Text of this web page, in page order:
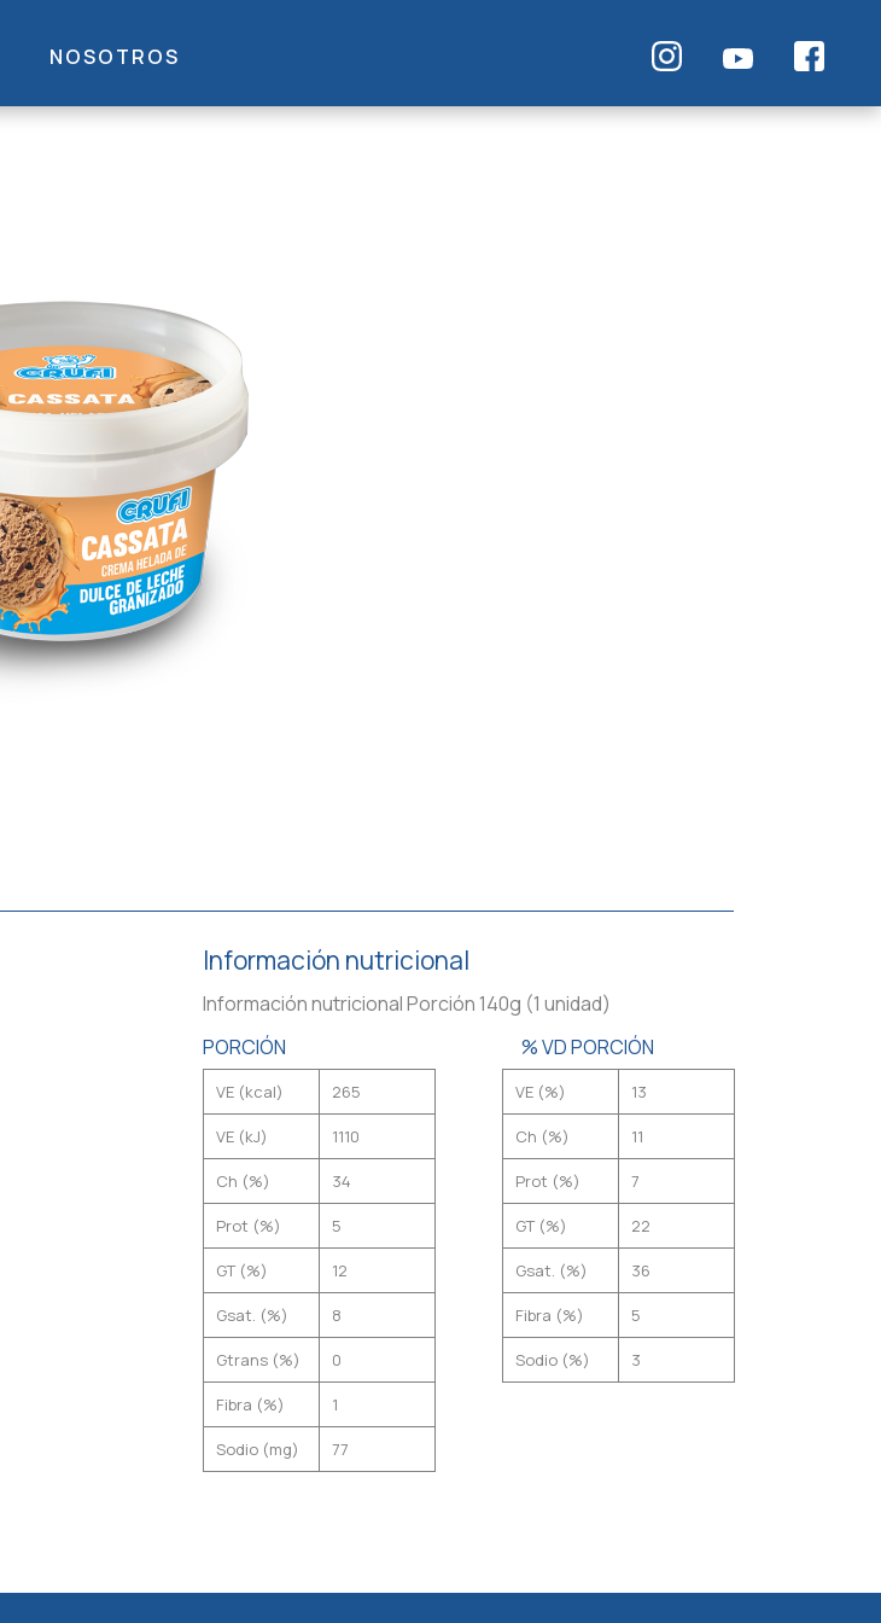
NOSOTROS
Información nutricional
Información nutricional Porción 140g (1 unidad)
PORCIÓN
% VD PORCIÓN
VE (kcal) 265 VE (%) 13
VE (kJ) 1110 Ch (%) 11
Ch (%) 34 Prot (%) 7
Prot (%) 5 GT (%) 22
GT (%) 12 Gsat. (%) 36
Gsat. (%) 8 Fibra (%) 5
Gtrans (%) 0 Sodio (%) 3
Fibra (%) 1
Sodio (mg) 77